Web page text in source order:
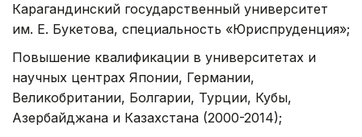
Карагандинский государственный университет
им. Е. Букетова, специальность «Юриспруденция»;
Повышение квалификации в университетах и
научных центрах Японии, Германии,
Великобритании, Болгарии, Турции, Кубы,
Азербайджана и Казахстана (2000-2014);